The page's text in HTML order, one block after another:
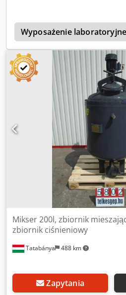
2700 mm, maksymalne
Enmjx Aivjck Mieszalnik oferuje
mieszanie: 2–10 obr./min, obrót
kąt nachylenia zacisku do 30°,
1–99 min - odwracanie: 2 obr./
podnoszenie/opuszczanie: 3 m/
maks. 350° - uniwersalny zacisk z
pomocą pokrętła. W zestawie
Wyposażenie laboratoryjne
Tatabánya 488 km
Mikser 200l, zbiornik
zbiornik ciśnieniowy
Zapytania